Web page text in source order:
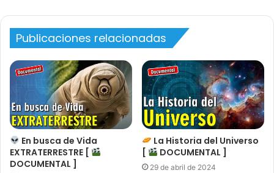
Publicaciones relacionadas
En busca de Vida
EXTRATERRESTRE [
DOCUMENTAL ]
La Historia del Universo
[
DOCUMENTAL ]
29 de abril de 2024